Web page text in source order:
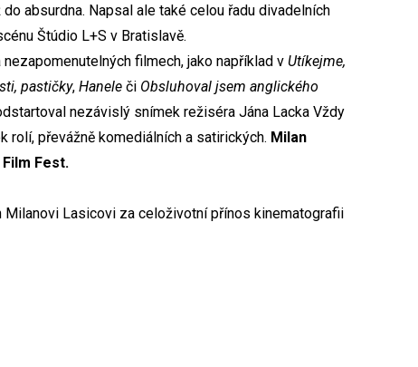
absurdna. Napsal ale také celou řadu divadelních
Štúdio L+S v Bratislavě.
filmech, jako například v Utíkejme,
pastičky, Hanele či Obsluhoval jsem anglického
nezávislý snímek režiséra Jána Lacka Vždy
převážně komediálních a satirických. Milan
Fest.
Lasicovi za celoživotní přínos kinematografii